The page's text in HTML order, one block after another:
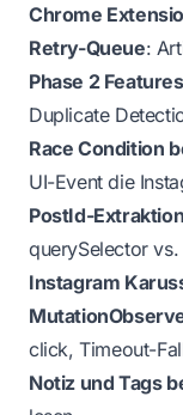
Chrome
Retry-Queue:
Phase 2 Features
Duplicate
Race Condition
UI-Event die
PostId-
querySelector
Instagram
click, Timeout-
Notiz und Tags